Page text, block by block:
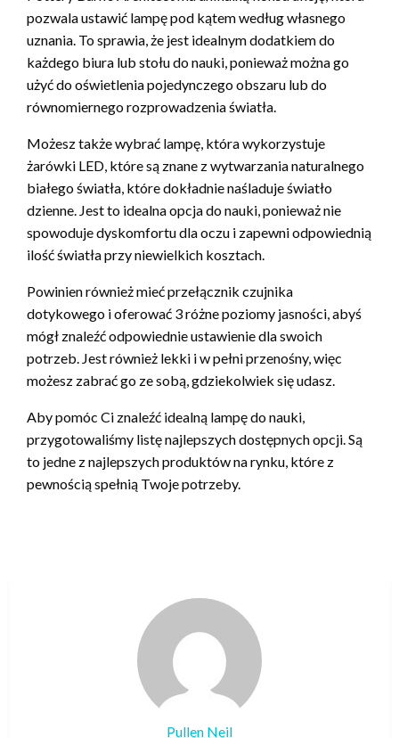
pozwala ustawić lampę pod kątem według własnego
uznania. To sprawia, że jest idealnym dodatkiem do
każdego biura lub stołu do nauki, ponieważ można go
użyć do oświetlenia pojedynczego obszaru lub do
równomiernego rozprowadzenia światła.
Możesz także wybrać lampę, która wykorzystuje
żarówki LED, które są znane z wytwarzania naturalnego
białego światła, które dokładnie naśladuje światło
dzienne. Jest to idealna opcja do nauki, ponieważ nie
spowoduje dyskomfortu dla oczu i zapewni odpowiednią
ilość światła przy niewielkich kosztach.
Powinien również mieć przełącznik czujnika
dotykowego i oferować 3 różne poziomy jasności, abyś
mógł znaleźć odpowiednie ustawienie dla swoich
potrzeb. Jest również lekki i w pełni przenośny, więc
możesz zabrać go ze sobą, gdziekolwiek się udasz.
Aby pomóc Ci znaleźć idealną lampę do nauki,
przygotowaliśmy listę najlepszych dostępnych opcji. Są
to jedne z najlepszych produktów na rynku, które z
pewnością spełnią Twoje potrzeby.
Pullen Neil